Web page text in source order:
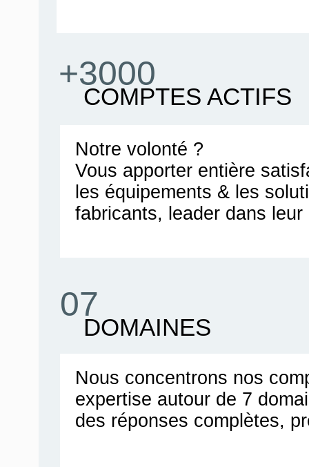
+3000
07
COMPTES ACTIFS
DOMAINES
Notre volonté ?
Vous apporter entière
les équipements & les
fabricants, leader dans leur
Nous concentrons nos
expertise autour de 7
des réponses complètes,